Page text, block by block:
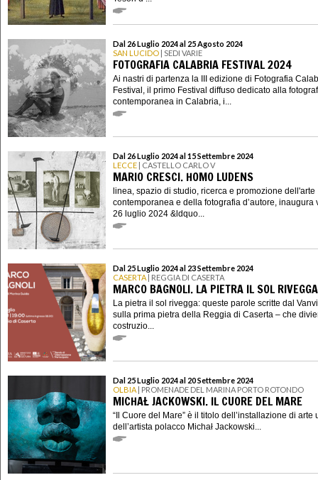
Dal 26 Luglio 2024 al 25 Agosto 2024
SAN LUCIDO | SEDI VARIE
FOTOGRAFIA CALABRIA FESTIVAL 2024
Ai nastri di partenza la III edizione di Fotografia
Festival, il primo Festival diffuso dedicato alla
contemporanea in Calabria, i...
Dal 26 Luglio 2024 al 15 Settembre 2024
LECCE | CASTELLO CARLO V
MARIO CRESCI. HOMO LUDENS
linea, spazio di studio, ricerca e promozione dell'arte
contemporanea e della fotografia d’autore, inaugura
26 luglio 2024 &ldquo...
Dal 25 Luglio 2024 al 23 Settembre 2024
CASERTA | REGGIA DI CASERTA
MARCO BAGNOLI. LA PIETRA IL SOL RIVEGGA
La pietra il sol rivegga: queste parole scritte dal
sulla prima pietra della Reggia di Caserta – che
costruzio...
Dal 25 Luglio 2024 al 20 Settembre 2024
OLBIA | PROMENADE DEL MARINA PORTO ROTONDO
MICHAŁ JACKOWSKI. IL CUORE DEL MARE
“Il Cuore del Mare” è il titolo dell’installazione di arte
dell’artista polacco Michał Jackowski...